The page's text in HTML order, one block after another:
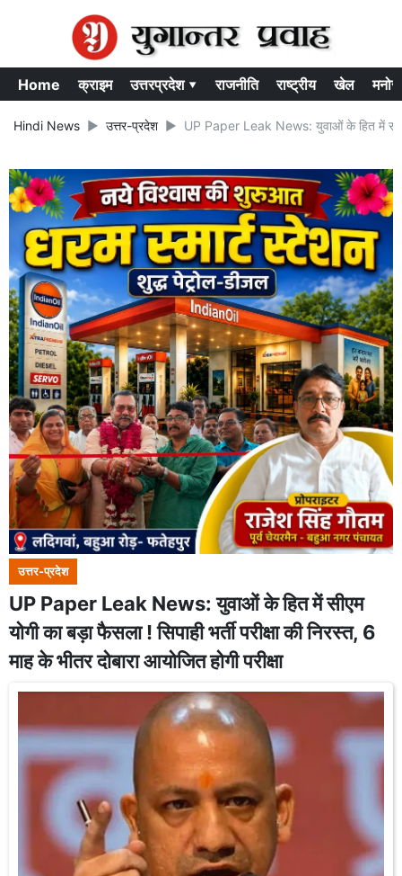
Home क्राइम उत्तरप्रदेश ▾ राजनीति राष्ट्रीय खेल
Hindi News उत्तर-प्रदेश UP Paper Leak News: युवाओं के हित में सीएम
उत्तर-प्रदेश
UP Paper Leak News: युवाओं के हित में सीएम
योगी का बड़ा फैसला ! सिपाही भर्ती परीक्षा की निरस्त, 6
माह के भीतर दोबारा आयोजित होगी परीक्षा